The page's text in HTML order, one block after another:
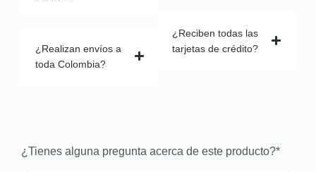
¿Realizan envíos a
toda Colombia?
¿Reciben todas las
tarjetas de crédito?
¿Tienes alguna pregunta acerca de este producto?*